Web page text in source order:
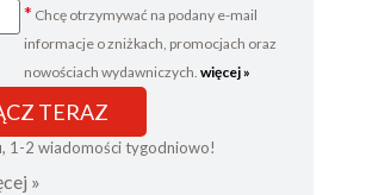
* Chcę otrzymywać na podany e-mail
informacje o zniżkach, promocjach oraz
nowościach wydawniczych. więcej »
TERAZ
1-2 wiadomości tygodniowo!
»